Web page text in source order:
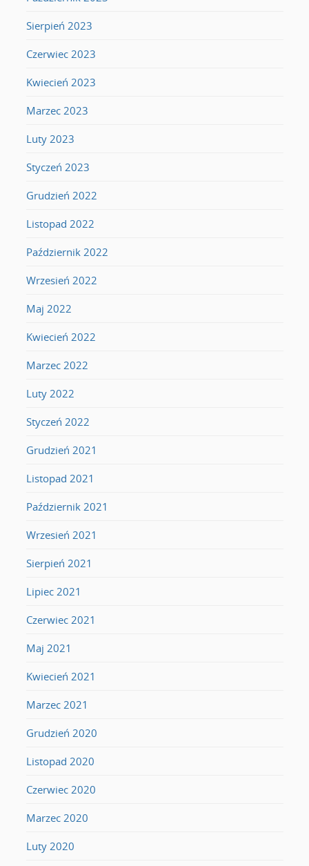
Sierpień 2023
Czerwiec 2023
Kwiecień 2023
Marzec 2023
Luty 2023
Styczeń 2023
Grudzień 2022
Listopad 2022
Październik 2022
Wrzesień 2022
Maj 2022
Kwiecień 2022
Marzec 2022
Luty 2022
Styczeń 2022
Grudzień 2021
Listopad 2021
Październik 2021
Wrzesień 2021
Sierpień 2021
Lipiec 2021
Czerwiec 2021
Maj 2021
Kwiecień 2021
Marzec 2021
Grudzień 2020
Listopad 2020
Czerwiec 2020
Marzec 2020
Luty 2020